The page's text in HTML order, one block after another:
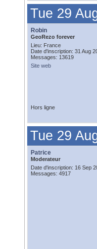
Tue 29
Robin
GeoRezo forever
Lieu: France
Date d'inscription: 31 Aug
Messages: 13619
Site web
Hors ligne
Tue 29
Patrice
Moderateur
Date d'inscription: 16 Sep
Messages: 4917